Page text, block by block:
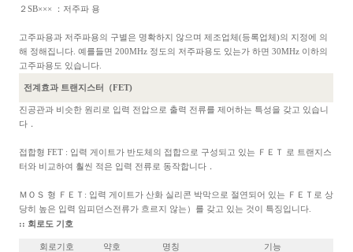
２SB××× ：저주파 용
고주파용과 저주파용의 구별은 명확하지 않으며 제조업체(등록업체)의 지정에 의
해 정해집니다. 예를들면 200MHz 정도의 저주파용도 있는가 하면 30MHz 이하의
고주파용도 있습니다.
전계효과 트랜지스터（FET)
진공관과 비슷한 원리로 입력 전압으로 출력 전류를 제어하는 특성을 갖고 있습니
다．
접합형 FET : 입력 게이트가 반도체의 접합으로 구성되고 있는 ＦＥＴ 로 트랜지스
터와 비교하여 훨씬 적은 입력 전류로 동작합니다．
ＭＯＳ 형 ＦＥＴ: 입력 게이트가 산화 실리콘 박막으로 절연되어 있는 ＦＥＴ로 상
당히 높은 입력 임피던스전류가 흐르지 않는）를 갖고 있는 것이 특징입니다.
:: 회로도 기호
회로기호 약호 명칭 기능